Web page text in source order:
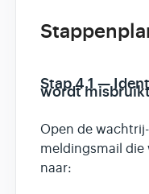
Stap 4.1 —
wordt misbruikt
Open de
meldingsmail die
naar: